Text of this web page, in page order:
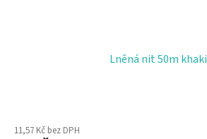
Lněná nit 50m khaki
11,57 Kč bez DPH